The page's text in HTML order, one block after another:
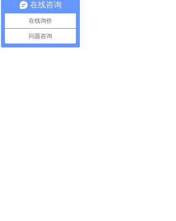
在线咨询
在线询价
问题咨询